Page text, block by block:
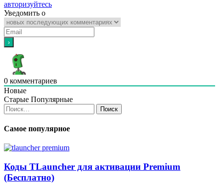
авторизуйтесь
Уведомить о
0 комментариев
Новые
Старые Популярные
Найти:
Самое популярное
Коды TLauncher для активации Premium
(Бесплатно)